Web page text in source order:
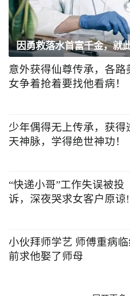
因勇救落水首富千金，就
意外获得仙尊传承，各路
女争着抢着要找他看病！
少年偶得无上传承，获得
天神脉，学得绝世神功！
“快递小哥”工作失误被投
诉，深夜哭求女客户原谅!
小伙拜师学艺 师傅重病
前求他娶了师母